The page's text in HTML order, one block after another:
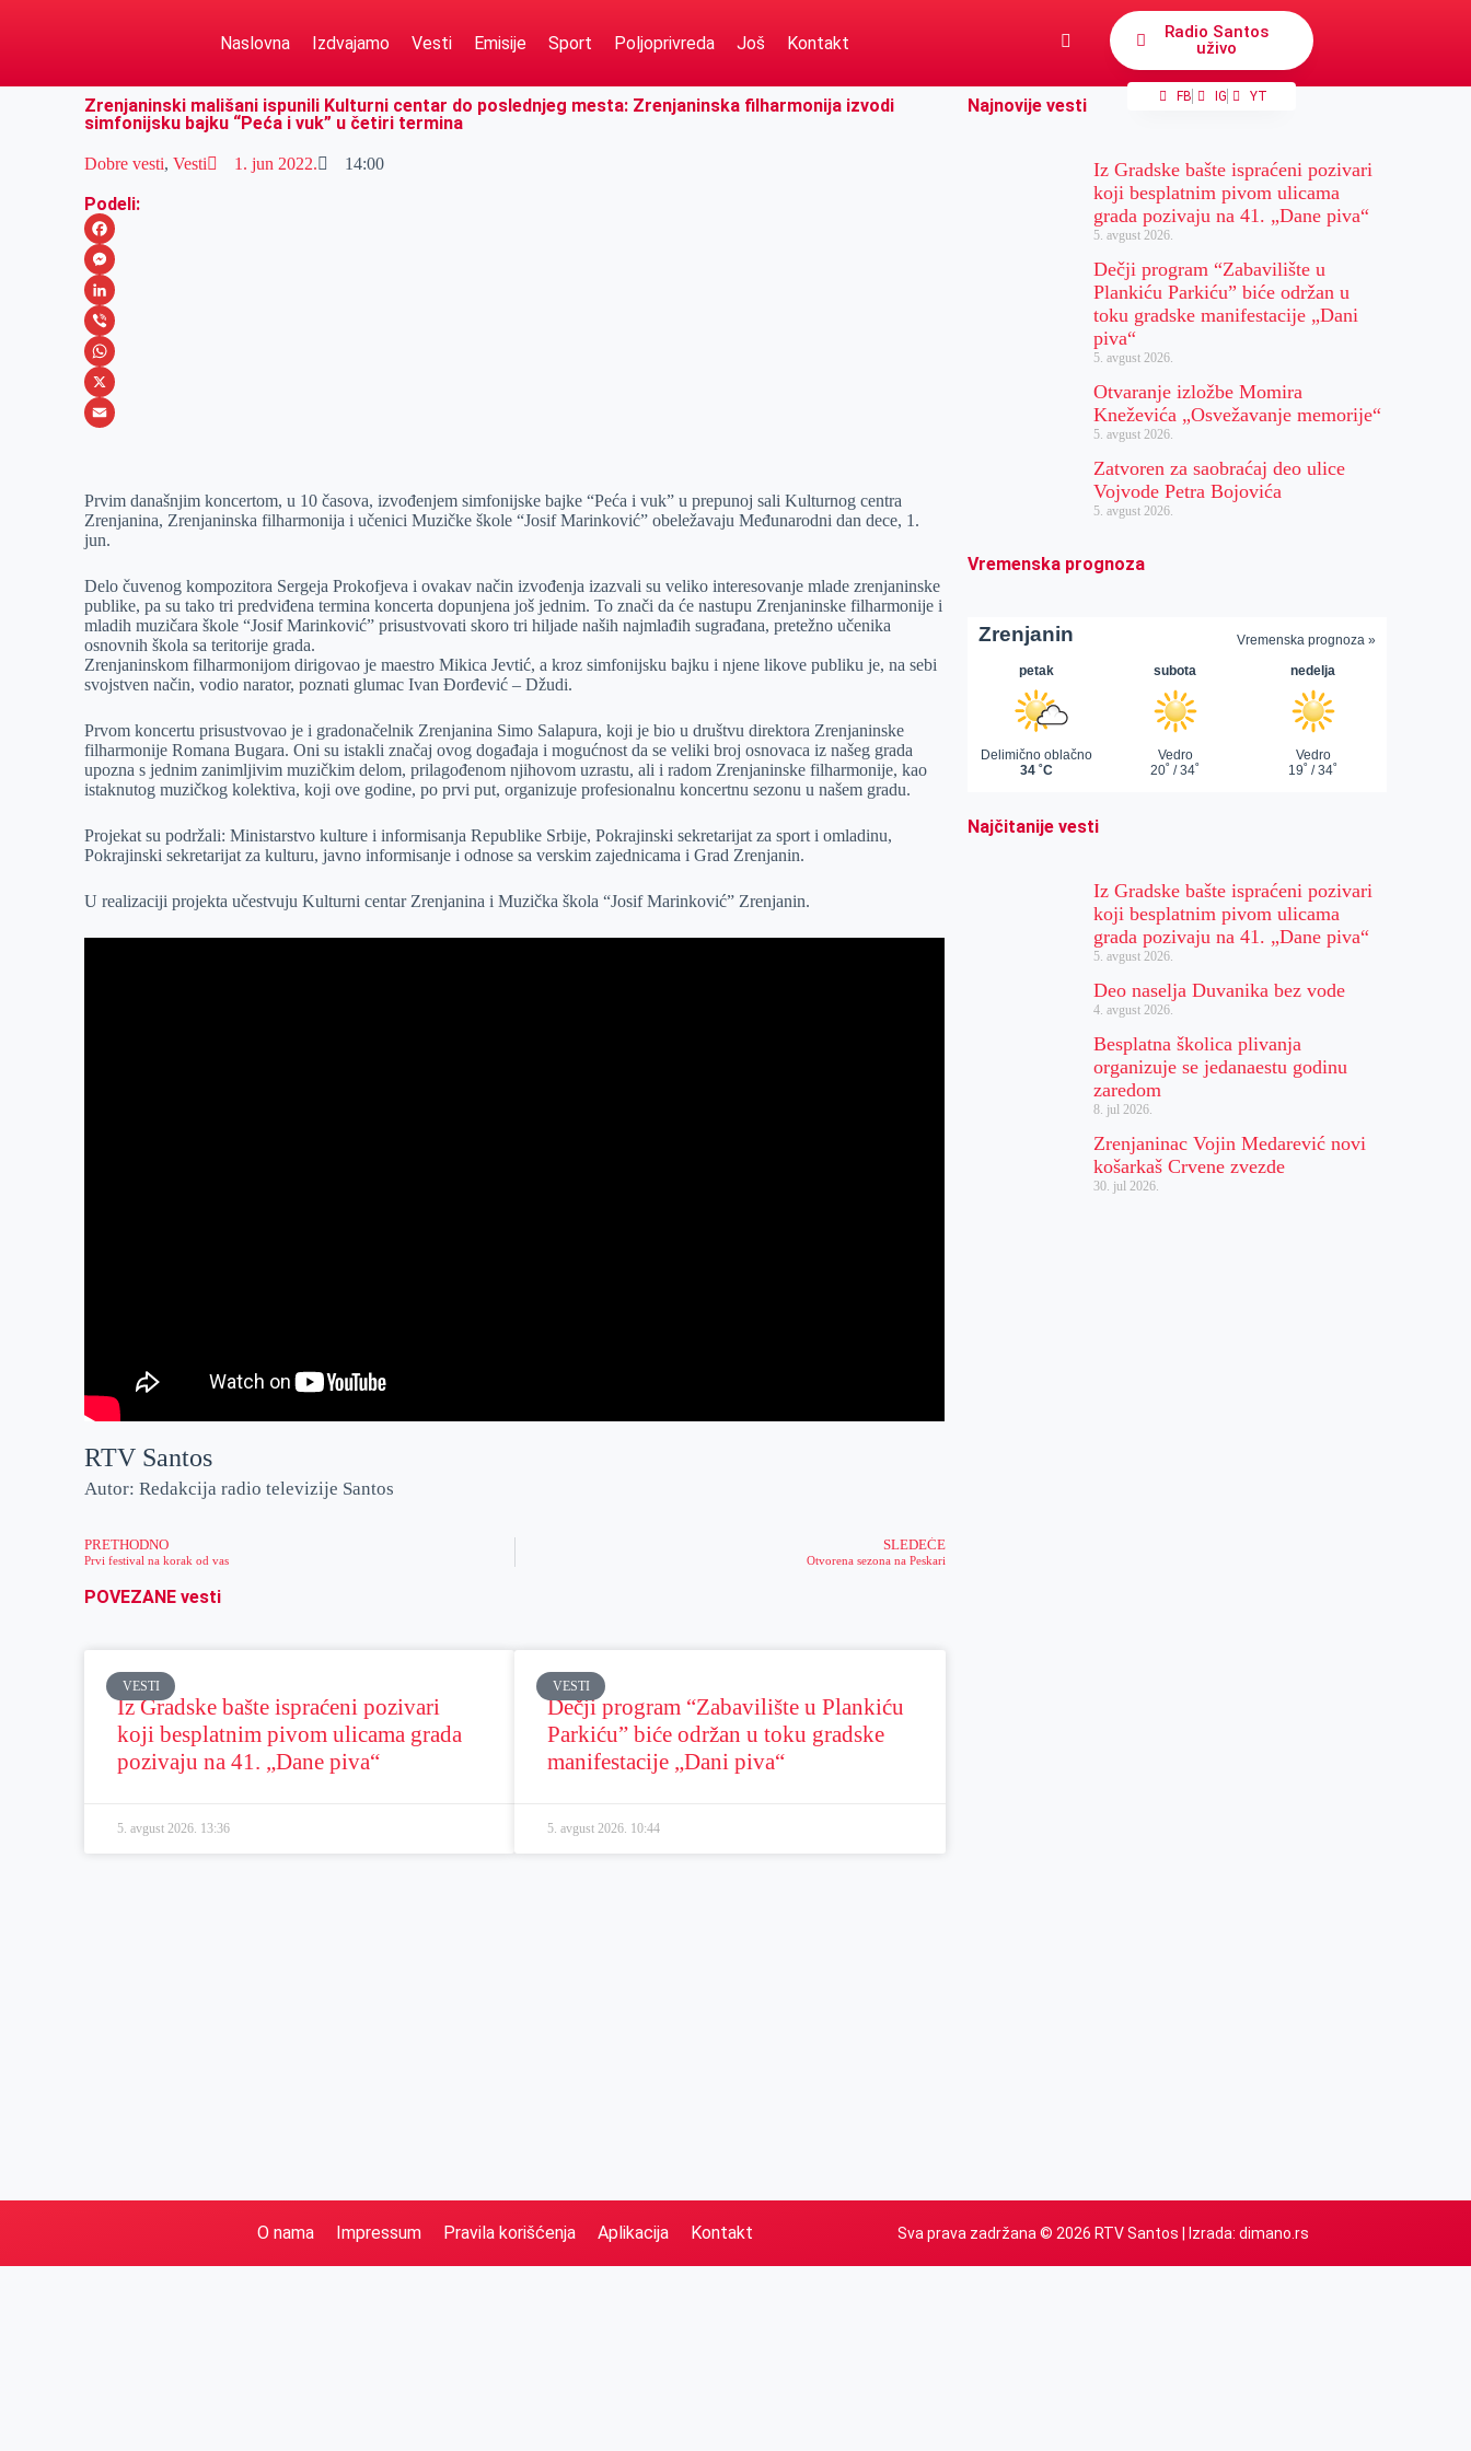
Naslovna Izdvajamo Vesti Emisije Sport Poljoprivreda Još Kontakt
Radio Santos
uživo
FB IG YT
Zrenjaninski mališani ispunili Kulturni centar do poslednjeg mesta: Zrenjaninska filharmonija izvodi
simfonijsku bajku “Peća i vuk” u četiri termina
Dobre vesti,Vesti 1. jun 2022. 14:00
Podeli:
F
a
c
e
b
o
M
e
s
s
e
e
r
L
i
n
k
I
n
V
i
b
W
h
s
A
p
X
a
i
Prvim današnjim koncertom, u 10 časova, izvođenjem simfonijske bajke “Peća i vuk” u prepunoj sali Kulturnog centra
Zrenjanina, Zrenjaninska filharmonija i učenici Muzičke škole “Josif Marinković” obeležavaju Međunarodni dan dece, 1.
jun.
Delo čuvenog kompozitora Sergeja Prokofjeva i ovakav način izvođenja izazvali su veliko interesovanje mlade zrenjaninske
publike, pa su tako tri predviđena termina koncerta dopunjena još jednim. To znači da će nastupu Zrenjaninske filharmonije i
mladih muzičara škole “Josif Marinković” prisustvovati skoro tri hiljade naših najmlađih sugrađana, pretežno učenika
osnovnih škola sa teritorije grada.
Zrenjaninskom filharmonijom dirigovao je maestro Mikica Jevtić, a kroz simfonijsku bajku i njene likove publiku je, na sebi
svojstven način, vodio narator, poznati glumac Ivan Đorđević – Džudi.
Prvom koncertu prisustvovao je i gradonačelnik Zrenjanina Simo Salapura, koji je bio u društvu direktora Zrenjaninske
filharmonije Romana Bugara. Oni su istakli značaj ovog događaja i mogućnost da se veliki broj osnovaca iz našeg grada
upozna s jednim zanimljivim muzičkim delom, prilagođenom njihovom uzrastu, ali i radom Zrenjaninske filharmonije, kao
istaknutog muzičkog kolektiva, koji ove godine, po prvi put, organizuje profesionalnu koncertnu sezonu u našem gradu.
Projekat su podržali: Ministarstvo kulture i informisanja Republike Srbije, Pokrajinski sekretarijat za sport i omladinu,
Pokrajinski sekretarijat za kulturu, javno informisanje i odnose sa verskim zajednicama i Grad Zrenjanin.
U realizaciji projekta učestvuju Kulturni centar Zrenjanina i Muzička škola “Josif Marinković” Zrenjanin.
RTV Santos
Autor: Redakcija radio televizije Santos
PRETHODNO
Prvi festival na korak od vas
SLEDEĆE
Otvorena sezona na Peskari
POVEZANE vesti
VESTI
Iz Gradske bašte ispraćeni pozivari
koji besplatnim pivom ulicama grada
pozivaju na 41. „Dane piva“
5. avgust 2026. 13:36
VESTI
Dečji program “Zabavilište u Plankiću
Parkiću” biće održan u toku gradske
manifestacije „Dani piva“
5. avgust 2026. 10:44
Najnovije vesti
Iz Gradske bašte ispraćeni pozivari
koji besplatnim pivom ulicama
grada pozivaju na 41. „Dane piva“
5. avgust 2026.
Dečji program “Zabavilište u
Plankiću Parkiću” biće održan u
toku gradske manifestacije „Dani
piva“
5. avgust 2026.
Otvaranje izložbe Momira
Kneževića „Osvežavanje memorije“
5. avgust 2026.
Zatvoren za saobraćaj deo ulice
Vojvode Petra Bojovića
5. avgust 2026.
Vremenska prognoza
Najčitanije vesti
Iz Gradske bašte ispraćeni pozivari
koji besplatnim pivom ulicama
grada pozivaju na 41. „Dane piva“
5. avgust 2026.
Deo naselja Duvanika bez vode
4. avgust 2026.
Besplatna školica plivanja
organizuje se jedanaestu godinu
zaredom
8. jul 2026.
Zrenjaninac Vojin Medarević novi
košarkaš Crvene zvezde
30. jul 2026.
O nama Impressum Pravila korišćenja Aplikacija Kontakt Sva prava zadržana © 2026 RTV Santos | Izrada: dimano.rs